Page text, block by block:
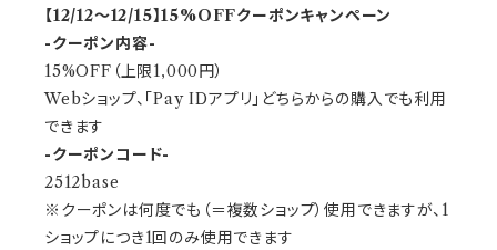
【12/12～12/15】15%OFFクーポンキャンペーン
-クーポン内容-
15%OFF（上限1,000円）
Webショップ、「Pay IDアプリ」どちらからの購入でも利用
できます
-クーポンコード-
2512base
※クーポンは何度でも（＝複数ショップ）使用できますが、1
ショップにつき1回のみ使用できます